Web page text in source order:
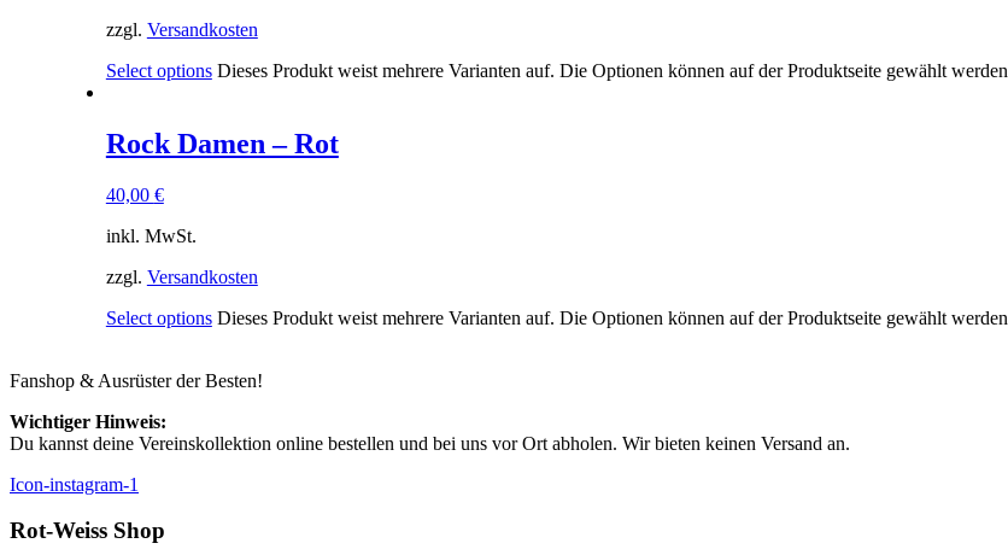
zzgl. Versandkosten
Select options Dieses Produkt weist mehrere Varianten auf. Die Optionen können auf der Produktseite gewählt werden
Rock Damen – Rot
40,00 €
inkl. MwSt.
zzgl. Versandkosten
Select options Dieses Produkt weist mehrere Varianten auf. Die Optionen können auf der Produktseite gewählt werden
Fanshop & Ausrüster der Besten!
Wichtiger Hinweis:
Du kannst deine Vereinskollektion online bestellen und bei uns vor Ort abholen. Wir bieten keinen Versand an.
Icon-instagram-1
Rot-Weiss Shop